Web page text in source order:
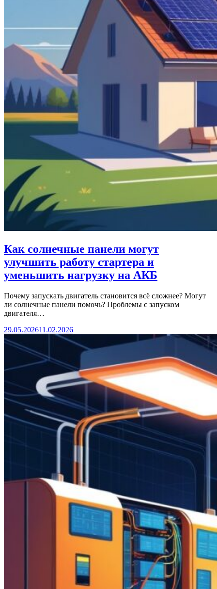
Как солнечные панели могут
улучшить работу стартера и
уменьшить нагрузку на АКБ
Почему запускать двигатель становится всё сложнее? Могут
ли солнечные панели помочь? Проблемы с запуском
двигателя…
29.05.202611.02.2026